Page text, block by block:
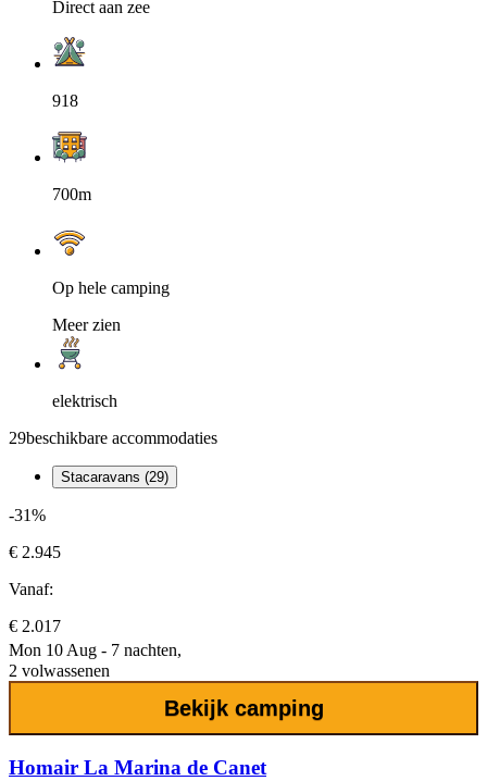
Direct aan zee
918
700m
Op hele camping
Meer zien
elektrisch
29beschikbare accommodaties
Stacaravans (29)
-31%
€ 2.945
Vanaf:
€ 2.017
Mon 10 Aug - 7 nachten,
2 volwassenen
Bekijk camping
Homair La Marina de Canet